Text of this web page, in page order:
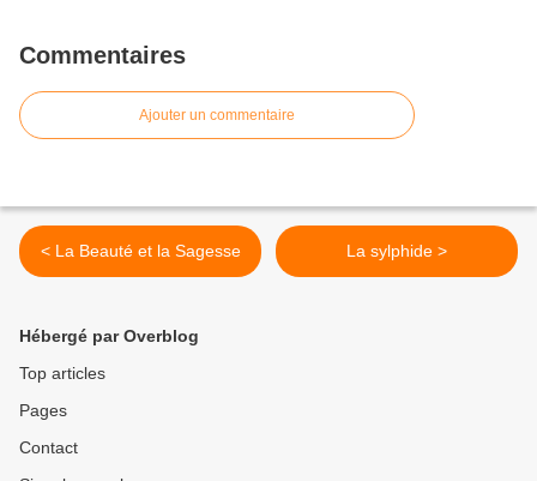
Commentaires
Ajouter un commentaire
< La Beauté et la Sagesse La sylphide >
Hébergé par Overblog
Top articles
Pages
Contact